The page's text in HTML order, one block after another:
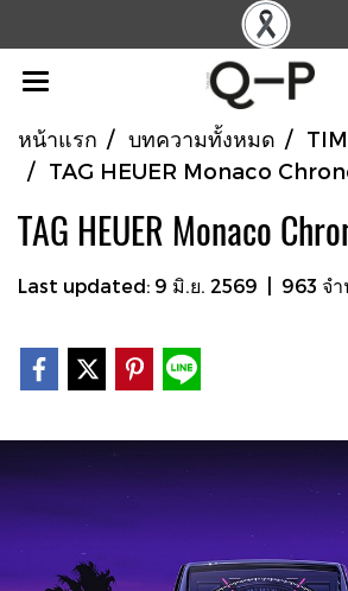
หน้าแรก บทความทั้งหมด
TAG HEUER Monaco
TAG HEUER Monaco
Last updated: 9 มิ.ย. 2569 963 จ